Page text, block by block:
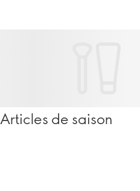
Articles de saison